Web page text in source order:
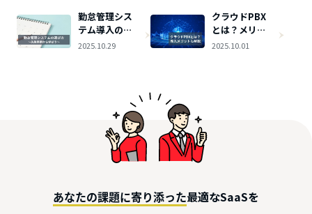
とのメリッ
ト・デメリッ
トも紹介
説！選定時の
注意点
勤怠管理シス
テム導入の失
敗事例から学
2025.10.29
クラウドPBX
とは？メリッ
ト・デメリッ
2025.10.01
あなたの課題に寄り添った最適なSaaSを